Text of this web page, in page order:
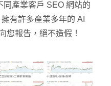
產業客戶 SEO 網站的
有許多產業多年的 AI
您報告，絕不造假！